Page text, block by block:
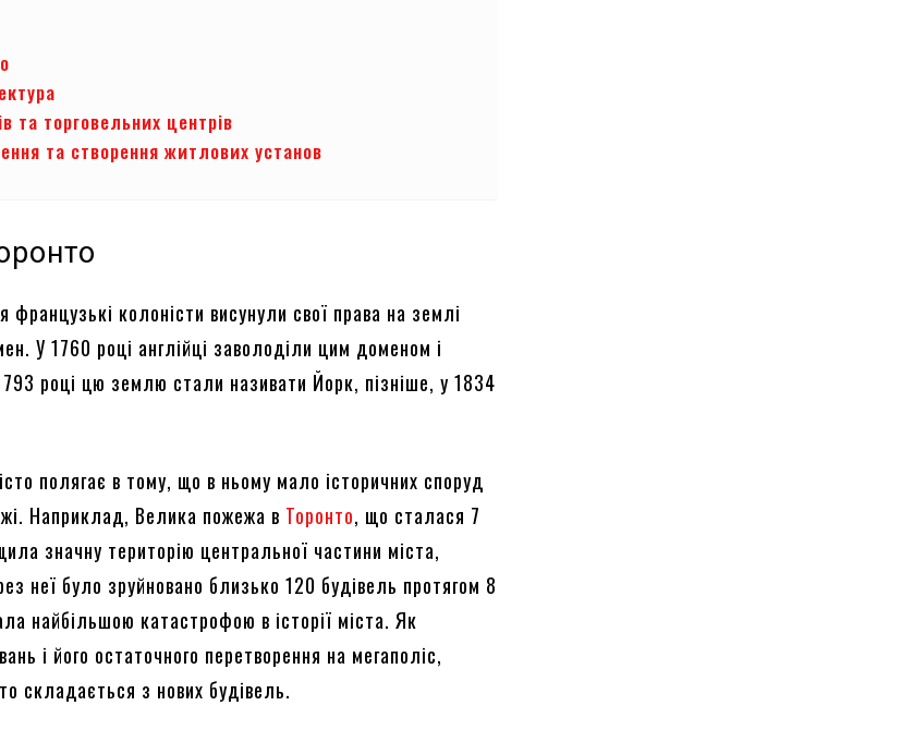
та торговельних центрів
та створення житлових установ
французькі колоністи висунули свої права на землі
У 1760 році англійці заволоділи цим доменом і
році цю землю стали називати Йорк, пізніше, у 1834
полягає в тому, що в ньому мало історичних споруд
Наприклад, Велика пожежа в Торонто, що сталася 7
значну територію центральної частини міста,
неї було зруйновано близько 120 будівель протягом 8
найбільшою катастрофою в історії міста. Як
і його остаточного перетворення на мегаполіс,
складається з нових будівель.